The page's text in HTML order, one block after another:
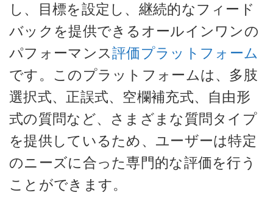
し、目標を設定し、継続的なフィード
バックを提供できるオールインワンの
パフォーマンス評価プラットフォーム
です。このプラットフォームは、多肢
選択式、正誤式、空欄補充式、自由形
式の質問など、さまざまな質問タイプ
を提供しているため、ユーザーは特定
のニーズに合った専門的な評価を行う
ことができます。